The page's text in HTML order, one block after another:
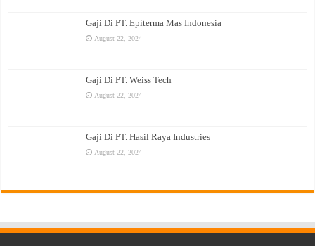
Gaji Di PT. Epiterma Mas Indonesia
August 22, 2024
Gaji Di PT. Weiss Tech
August 22, 2024
Gaji Di PT. Hasil Raya Industries
August 22, 2024